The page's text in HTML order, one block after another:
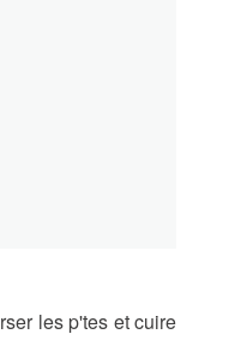
les p'tes et cuire